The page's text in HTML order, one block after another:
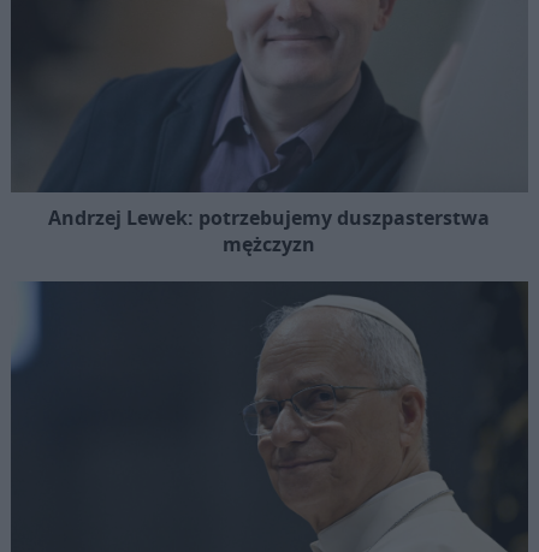
Andrzej Lewek: potrzebujemy duszpasterstwa
mężczyzn